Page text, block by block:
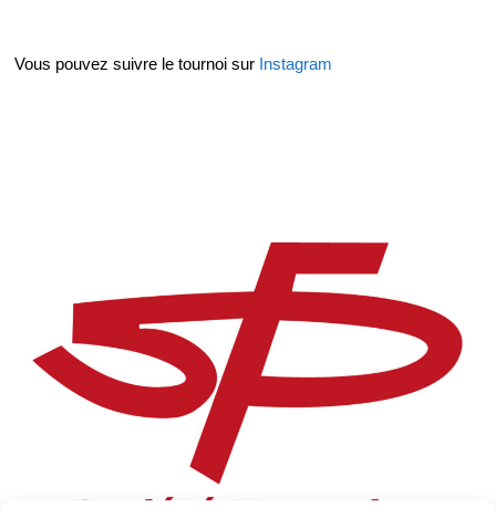
Vous pouvez suivre le tournoi sur Instagram